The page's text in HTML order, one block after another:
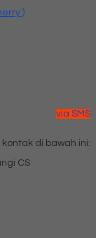
)
via SMS
di bawah ini:
CS